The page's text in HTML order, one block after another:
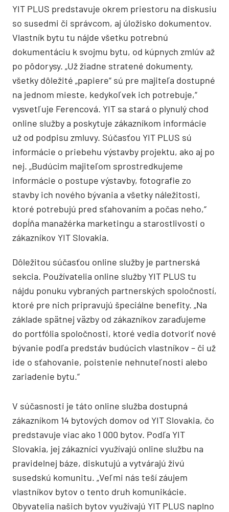
YIT PLUS predstavuje okrem priestoru na diskusiu
so susedmi či správcom, aj úložisko dokumentov.
Vlastník bytu tu nájde všetku potrebnú
dokumentáciu k svojmu bytu, od kúpnych zmlúv až
po pôdorysy. „Už žiadne stratené dokumenty,
všetky dôležité „papiere“ sú pre majiteľa dostupné
na jednom mieste, kedykoľvek ich potrebuje,“
vysvetľuje Ferencová. YIT sa stará o plynulý chod
online služby a poskytuje zákazníkom informácie
už od podpisu zmluvy. Súčasťou YIT PLUS sú
informácie o priebehu výstavby projektu, ako aj po
nej. „Budúcim majiteľom sprostredkujeme
informácie o postupe výstavby, fotografie zo
stavby ich nového bývania a všetky náležitosti,
ktoré potrebujú pred sťahovaním a počas neho,“
dopĺňa manažérka marketingu a starostlivosti o
zákazníkov YIT Slovakia.
Dôležitou súčasťou online služby je partnerská
sekcia. Používatelia online služby YIT PLUS tu
nájdu ponuku vybraných partnerských spoločností,
ktoré pre nich pripravujú špeciálne benefity. „Na
základe spätnej väzby od zákazníkov zaraďujeme
do portfólia spoločnosti, ktoré vedia dotvoriť nové
bývanie podľa predstáv budúcich vlastníkov – či už
ide o sťahovanie, poistenie nehnuteľnosti alebo
zariadenie bytu.“
V súčasnosti je táto online služba dostupná
zákazníkom 14 bytových domov od YIT Slovakia, čo
predstavuje viac ako 1 000 bytov. Podľa YIT
Slovakia, jej zákazníci využívajú online službu na
pravidelnej báze, diskutujú a vytvárajú živú
susedskú komunitu. „Veľmi nás teší záujem
vlastníkov bytov o tento druh komunikácie.
Obyvatelia našich bytov využívajú YIT PLUS naplno